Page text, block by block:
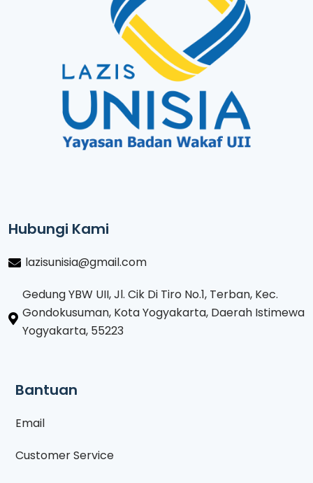
Hubungi Kami
lazisunisia@gmail.com
Gedung YBW UII, Jl. Cik Di Tiro No.1, Terban, Kec.
Gondokusuman, Kota Yogyakarta, Daerah Istimewa
Yogyakarta, 55223
Bantuan
Email
Customer Service